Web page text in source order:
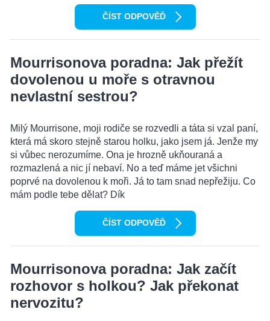
ČÍST ODPOVĚĎ
Mourrisonova poradna: Jak přežít
dovolenou u moře s otravnou
nevlastní sestrou?
Milý Mourrisone, moji rodiče se rozvedli a táta si vzal paní,
která má skoro stejně starou holku, jako jsem já. Jenže my
si vůbec nerozumíme. Ona je hrozně ukňouraná a
rozmazlená a nic jí nebaví. No a teď máme jet všichni
poprvé na dovolenou k moři. Já to tam snad nepřežiju. Co
mám podle tebe dělat? Dík
ČÍST ODPOVĚĎ
Mourrisonova poradna: Jak začít
rozhovor s holkou? Jak překonat
nervozitu?